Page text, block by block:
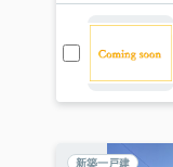
新築一戸建